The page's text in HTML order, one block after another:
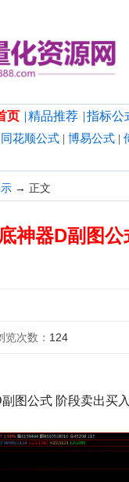
页 |精品推荐 |指标公
同花顺公式 | 博易公式 |
→ 正文
神器D副图
览次数： 124
图公式 阶段卖出买